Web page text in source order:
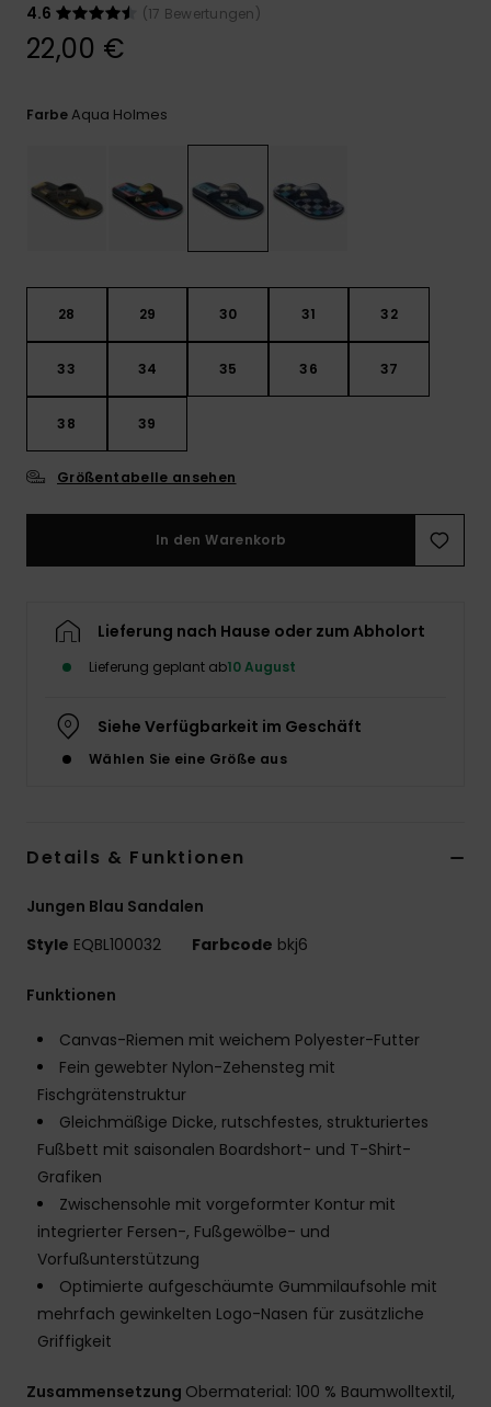
die häufigsten
Fragen sowie
4.6
(17 Bewertungen)
22,00 €
FarbeAqua Holmes
28 29 30 31 32
33 34 35 36 37
38 39
Größentabelle ansehen
In den Warenkorb
Lieferung nach Hause oder zum Abholort
Lieferung geplant ab10 August
Siehe Verfügbarkeit im Geschäft
Wählen Sie eine Größe aus
Details & Funktionen
Jungen Blau Sandalen
Style EQBL100032 Farbcode bkj6
Funktionen
Canvas-Riemen mit weichem Polyester-Futter
Fein gewebter Nylon-Zehensteg mit
Fischgrätenstruktur
Gleichmäßige Dicke, rutschfestes, strukturiertes
Fußbett mit saisonalen Boardshort- und T-Shirt-
Grafiken
Zwischensohle mit vorgeformter Kontur mit
integrierter Fersen-, Fußgewölbe- und
Vorfußunterstützung
Optimierte aufgeschäumte Gummilaufsohle mit
mehrfach gewinkelten Logo-Nasen für zusätzliche
Griffigkeit
Zusammensetzung Obermaterial: 100 % Baumwolltextil,